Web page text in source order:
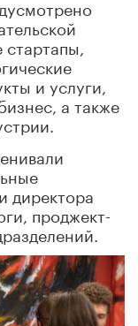
и услуги,
а также
директора
проджект-